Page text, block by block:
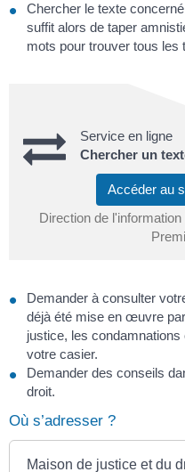
Chercher le texte
suffit alors de taper
mots pour trouver tous les
Service en ligne
Chercher un
Accéder au
Direction de
Demander à consulter
déjà été mise en œuvre
justice, les
votre casier.
Demander des conseils
droit.
Où s’adresser ?
Maison de justice et du